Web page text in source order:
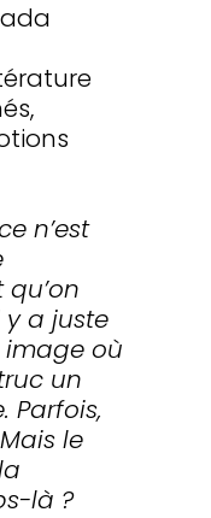
n’est
a juste
image où
un
Parfois,
le
là ?